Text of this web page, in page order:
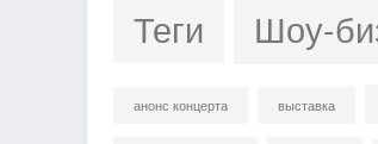
Теги Шоу-
анонс концерта выставка